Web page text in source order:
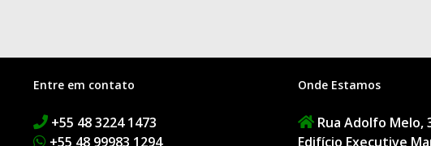
Entre em contato
+55 48 3224 1473
+55 48 99983 1294
Onde Estamos
Rua Adolfo Melo,
Edifício Executive